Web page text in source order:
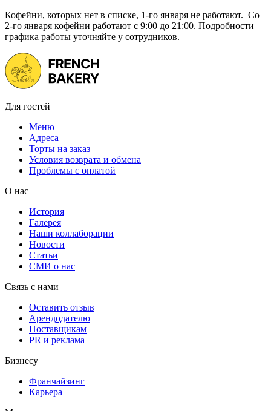
Кофейни, которых нет в списке, 1-го января не работают. Со
2-го января кофейни работают с 9:00 до 21:00. Подробности
графика работы уточняйте у сотрудников.
Для гостей
Меню
Адреса
Торты на заказ
Условия возврата и обмена
Проблемы с оплатой
О нас
История
Галерея
Наши коллаборации
Новости
Статьи
СМИ о нас
Связь с нами
Оставить отзыв
Арендодателю
Поставщикам
PR и реклама
Бизнесу
Франчайзинг
Карьера